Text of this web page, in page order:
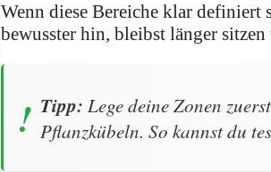
Wenn diese Bereiche klar definiert
bewusster hin, bleibst länger
Tipp: Lege deine Zonen
Pflanzkübeln. So kannst du